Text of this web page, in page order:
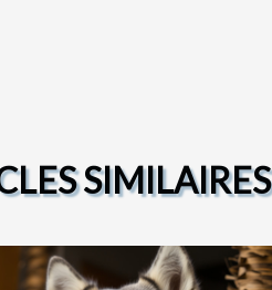
SIMILAIRES